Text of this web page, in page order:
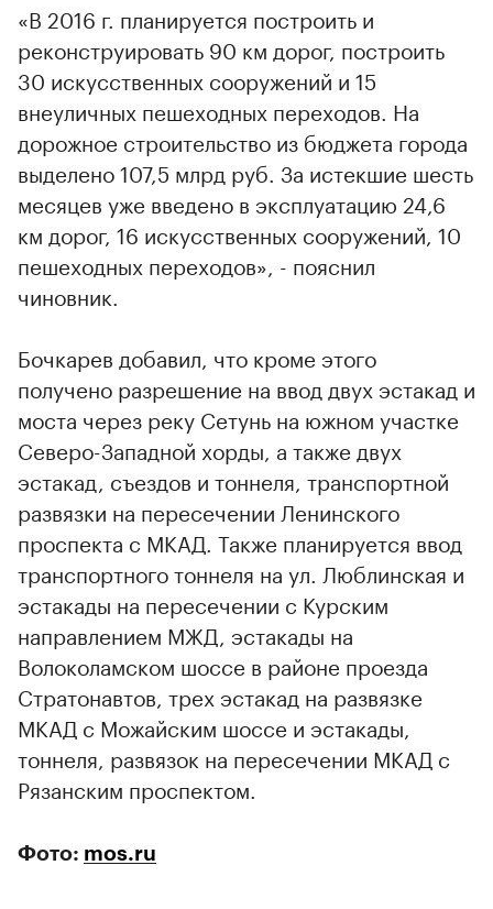
«В 2016 г. планируется построить и
реконструировать 90 км дорог, построить
30 искусственных сооружений и 15
внеуличных пешеходных переходов. На
дорожное строительство из бюджета города
выделено 107,5 млрд руб. За истекшие шесть
месяцев уже введено в эксплуатацию 24,6
км дорог, 16 искусственных сооружений, 10
пешеходных переходов», - пояснил
чиновник.
Бочкарев добавил, что кроме этого
получено разрешение на ввод двух эстакад и
моста через реку Сетунь на южном участке
Северо-Западной хорды, а также двух
эстакад, съездов и тоннеля, транспортной
развязки на пересечении Ленинского
проспекта с МКАД. Также планируется ввод
транспортного тоннеля на ул. Люблинская и
эстакады на пересечении с Курским
направлением МЖД, эстакады на
Волоколамском шоссе в районе проезда
Стратонавтов, трех эстакад на развязке
МКАД с Можайским шоссе и эстакады,
тоннеля, развязок на пересечении МКАД с
Рязанским проспектом.
Фото: mos.ru